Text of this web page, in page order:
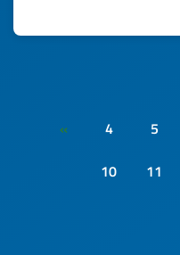
« 4 5
10
11